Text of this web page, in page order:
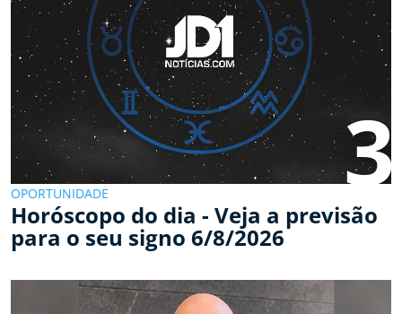
3
OPORTUNIDADE
Horóscopo do dia - Veja a previsão
para o seu signo 6/8/2026